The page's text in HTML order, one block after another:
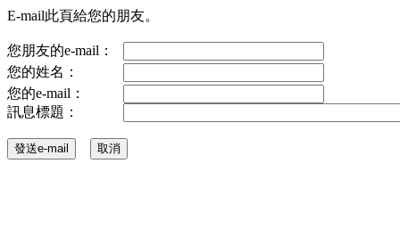
E-mail此頁給您的朋友。
您朋友的e-mail：
您的姓名：
您的e-mail：
訊息標題：